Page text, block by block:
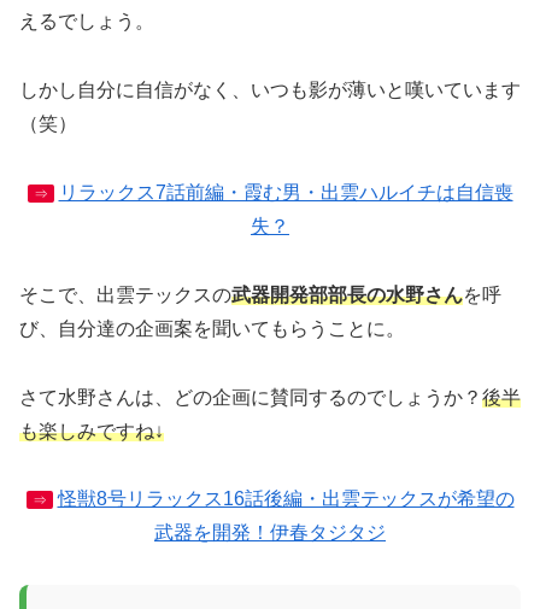
えるでしょう。
しかし自分に自信がなく、いつも影が薄いと嘆いています
（笑）
⇒
リラックス7話前編・霞む男・出雲ハルイチは自信喪
失？
そこで、出雲テックスの武器開発部部長の水野さんを呼
び、自分達の企画案を聞いてもらうことに。
さて水野さんは、どの企画に賛同するのでしょうか？ 後半
も楽しみですね↓
⇒
怪獣8号リラックス16話後編・出雲テックスが希望の
武器を開発！伊春タジタジ